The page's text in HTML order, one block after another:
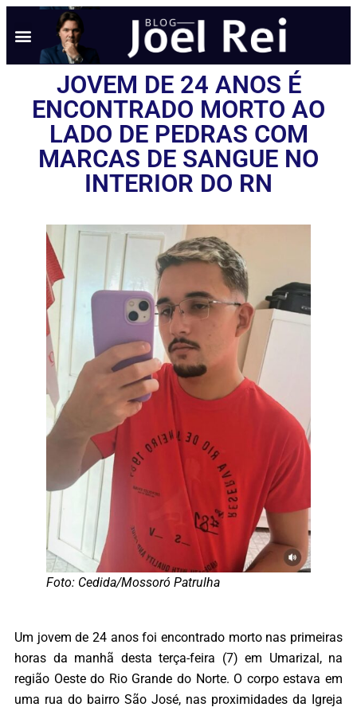
JOVEM DE 24 ANOS É
ENCONTRADO MORTO AO
LADO DE PEDRAS COM
MARCAS DE SANGUE NO
INTERIOR DO RN
Foto: Cedida/Mossoró Patrulha
Um jovem de 24 anos foi encontrado morto nas primeiras
horas da manhã desta terça-feira (7) em Umarizal, na
região Oeste do Rio Grande do Norte. O corpo estava em
uma rua do bairro São José, nas proximidades da Igreja